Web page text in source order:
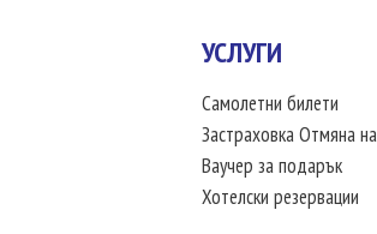
УСЛУГИ
Самолетни билети
Застраховка Отмяна
Ваучер за подарък
Хотелски резервации